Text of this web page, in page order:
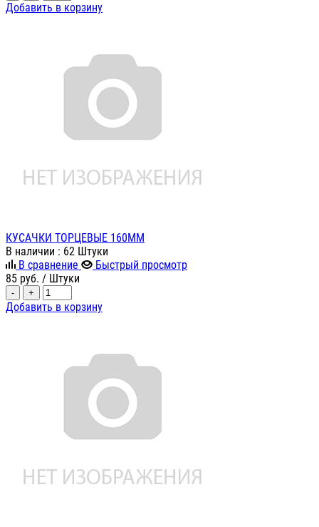
Добавить в корзину
КУСАЧКИ ТОРЦЕВЫЕ 160ММ
В наличии : 62 Штуки
В сравнение
Быстрый просмотр
85 руб. / Штуки
- +
Добавить в корзину